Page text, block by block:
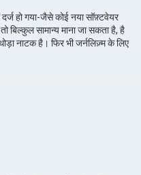
हो गया-जैसे कोई नया सॉफ़्टवेयर
बिल्कुल सामान्य माना जा सकता है, है
नाटक है। फिर भी जर्नलिज़्म के लिए